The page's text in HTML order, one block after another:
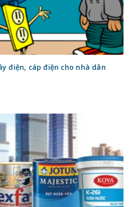
điện, cáp điện cho nhà dân